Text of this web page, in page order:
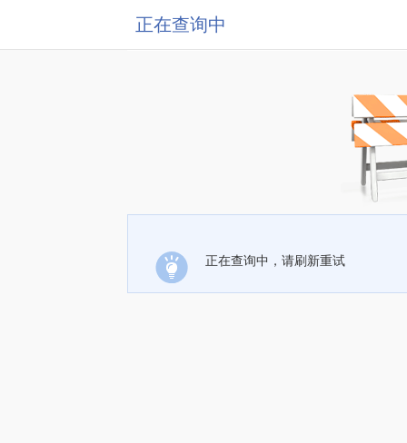
正在查询中
正在查询中，请刷新重试